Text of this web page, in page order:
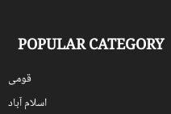
POPULAR CATEGORY
قومی
اسلام آباد